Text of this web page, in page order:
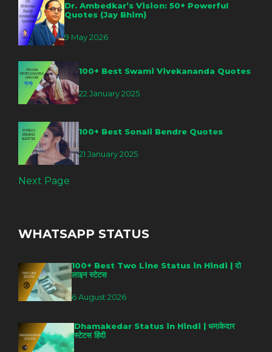
Dr. Ambedkar’s Vision: 50+ Powerful
Quotes (Jay Bhim)
9 May 2026
100+ Best Swami Vivekananda Quotes
22 January 2025
100+ Best Sonali Bendre Quotes
21 January 2025
Next Page
WHATSAPP STATUS
100+ Best Two Line Status in Hindi | दो
लाइन स्टेटस
6 August 2026
Dhamakedar Status in Hindi | धमाकेदार
स्टेटस हिंदी